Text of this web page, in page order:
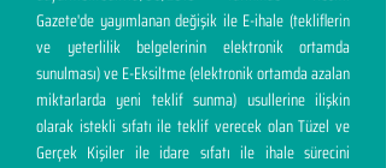
Gazete'de yayımlanan değişik ile E-ihale (tekliflerin
ve yeterlilik belgelerinin elektronik ortamda
sunulması) ve E-Eksiltme (elektronik ortamda azalan
miktarlarda yeni teklif sunma) usullerine ilişkin
olarak istekli sıfatı ile teklif verecek olan Tüzel ve
Gerçek Kişiler ile idare sıfatı ile ihale sürecini